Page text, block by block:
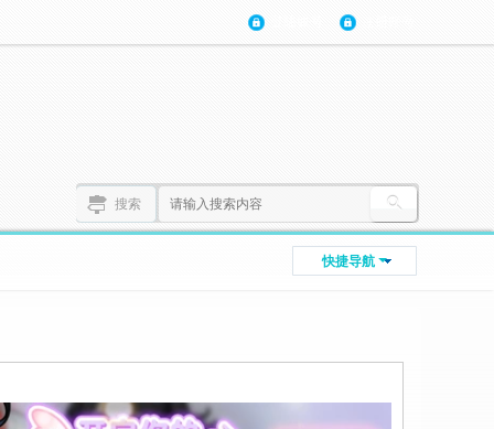
搜索
快捷导航